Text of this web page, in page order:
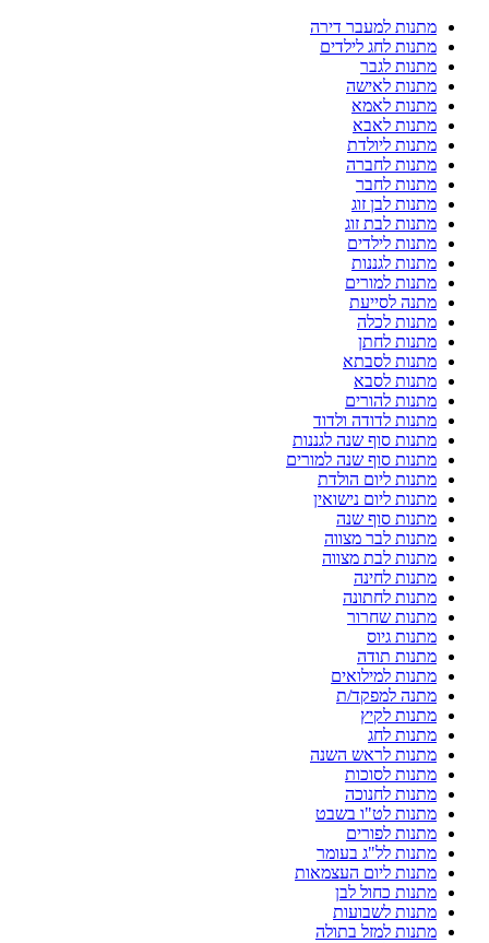
מתנות למעבר דירה
מתנות לחג לילדים
מתנות לגבר
מתנות לאישה
מתנות לאמא
מתנות לאבא
מתנות ליולדת
מתנות לחברה
מתנות לחבר
מתנות לבן זוג
מתנות לבת זוג
מתנות לילדים
מתנות לגננות
מתנות למורים
מתנה לסייעת
מתנות לכלה
מתנות לחתן
מתנות לסבתא
מתנות לסבא
מתנות להורים
מתנות לדודה ולדוד
מתנות סוף שנה לגננות
מתנות סוף שנה למורים
מתנות ליום הולדת
מתנות ליום נישואין
מתנות סוף שנה
מתנות לבר מצווה
מתנות לבת מצווה
מתנות לחינה
מתנות לחתונה
מתנות שחרור
מתנות גיוס
מתנות תודה
מתנות למילואים
מתנה למפקד/ת
מתנות לקיץ
מתנות לחג
מתנות לראש השנה
מתנות לסוכות
מתנות לחנוכה
מתנות לט"ו בשבט
מתנות לפורים
מתנות לל"ג בעומר
מתנות ליום העצמאות
מתנות כחול לבן
מתנות לשבועות
מתנות למזל בתולה